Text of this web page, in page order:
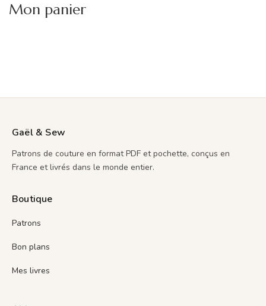
Mon panier
Gaël & Sew
Patrons de couture en format PDF et pochette, conçus en
France et livrés dans le monde entier.
Boutique
Patrons
Bon plans
Mes livres